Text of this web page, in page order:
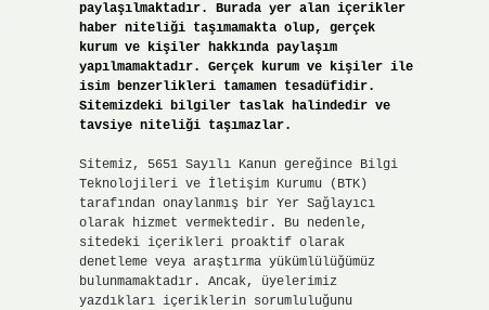
paylaşılmaktadır. Burada yer alan içerikler
haber niteliği taşımamakta olup, gerçek
kurum ve kişiler hakkında paylaşım
yapılmamaktadır. Gerçek kurum ve kişiler ile
isim benzerlikleri tamamen tesadüfidir.
Sitemizdeki bilgiler taslak halindedir ve
tavsiye niteliği taşımazlar.
Sitemiz, 5651 Sayılı Kanun gereğince Bilgi
Teknolojileri ve İletişim Kurumu (BTK)
tarafından onaylanmış bir Yer Sağlayıcı
olarak hizmet vermektedir. Bu nedenle,
sitedeki içerikleri proaktif olarak
denetleme veya araştırma yükümlülüğümüz
bulunmamaktadır. Ancak, üyelerimiz
yazdıkları içeriklerin sorumluluğunu